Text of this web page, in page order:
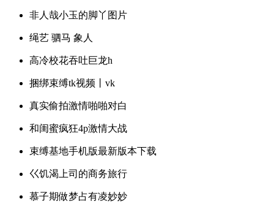
非人哉小玉的脚丫图片
绳艺 驷马 象人
高冷校花吞吐巨龙h
捆绑束缚tk视频丨vk
真实偷拍激情啪啪对白
和闺蜜疯狂4p激情大战
束缚基地手机版最新版本下载
巜饥渴上司的商务旅行
慕子期做梦占有凌妙妙